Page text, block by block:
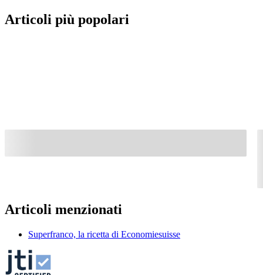
Articoli più popolari
Articoli menzionati
Superfranco, la ricetta di Economiesuisse